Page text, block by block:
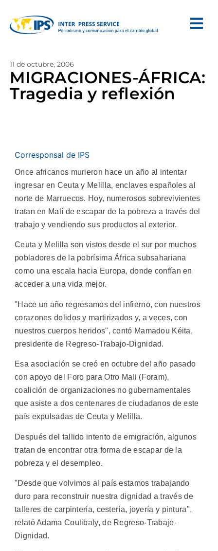
11 de octubre, 2006
MIGRACIONES-ÁFRICA:
Tragedia y reflexión
Corresponsal de IPS
Once africanos murieron hace un año al intentar
ingresar en Ceuta y Melilla, enclaves españoles al
norte de Marruecos. Hoy, numerosos sobrevivientes
tratan en Malí de escapar de la pobreza a través del
trabajo y vendiendo sus productos al exterior.
Ceuta y Melilla son vistos desde el sur por muchos
pobladores de la pobrísima África subsahariana
como una escala hacia Europa, donde confían en
acceder a una vida mejor.
"Hace un año regresamos del infierno, con nuestros
corazones dolidos y martirizados y, a veces, con
nuestros cuerpos heridos", contó Mamadou Kéita,
presidente de Regreso-Trabajo-Dignidad.
Esa asociación se creó en octubre del año pasado
con apoyo del Foro para Otro Mali (Foram),
coalición de organizaciones no gubernamentales
que asiste a dos centenares de ciudadanos de este
país expulsadas de Ceuta y Melilla.
Después del fallido intento de emigración, algunos
tratan de encontrar otra forma de escapar de la
pobreza y el desempleo.
"Desde que volvimos al país estamos trabajando
duro para reconstruir nuestra dignidad a través de
talleres de carpintería, cestería, joyería y pintura",
relató Adama Coulibaly, de Regreso-Trabajo-
Dignidad.